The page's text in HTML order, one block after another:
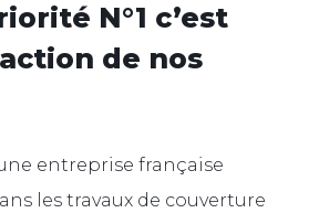
N°1 c’est
de nos
entreprise française
les travaux de couverture